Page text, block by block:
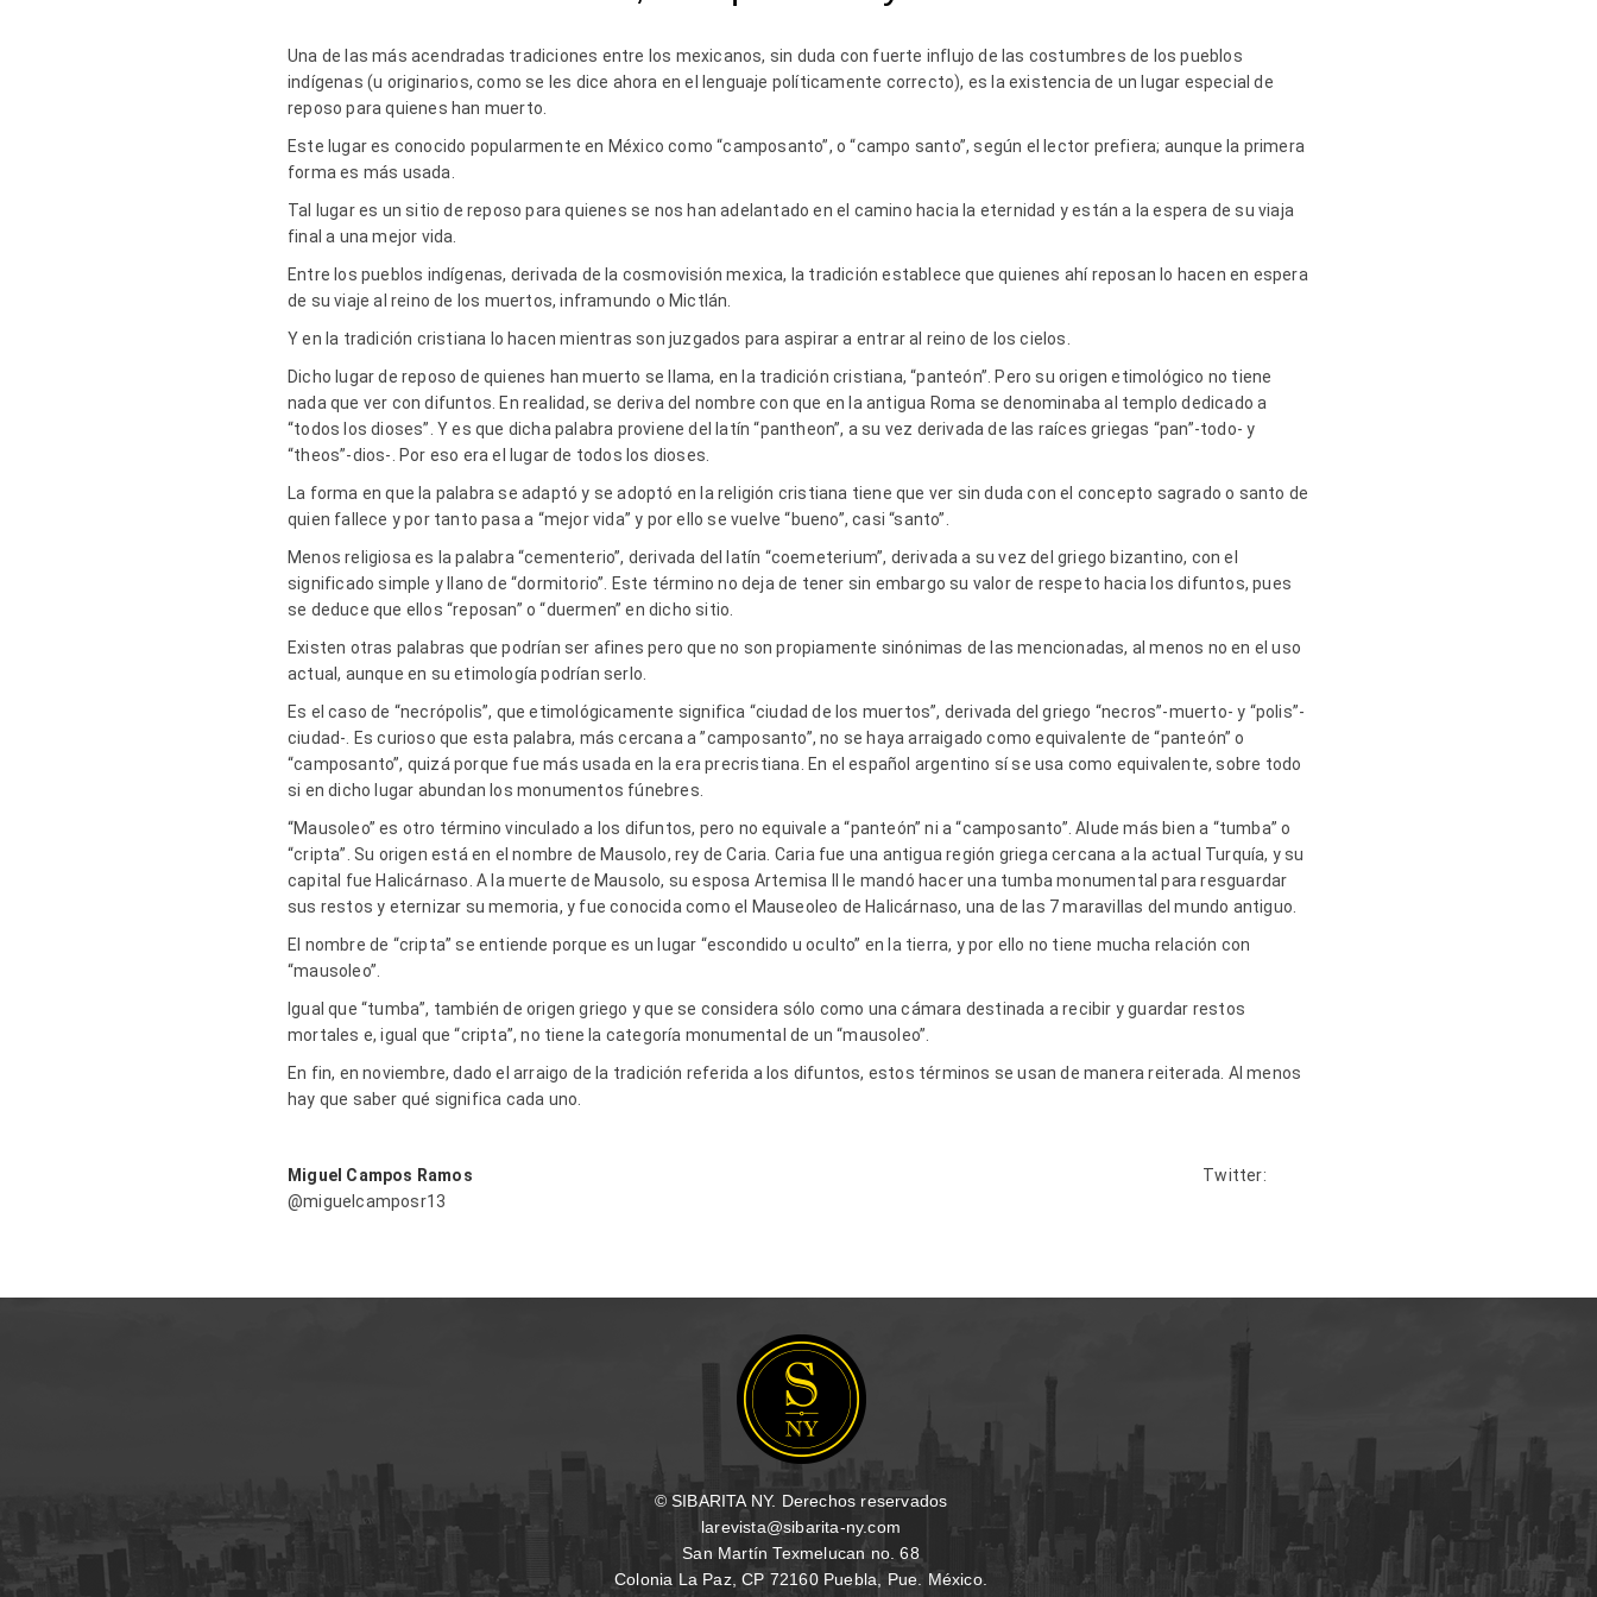
Una de las más acendradas tradiciones entre los mexicanos, sin duda con fuerte influjo de las costumbres de los pueblos
indígenas (u originarios, como se les dice ahora en el lenguaje políticamente correcto), es la existencia de un lugar especial de
reposo para quienes han muerto.
Este lugar es conocido popularmente en México como “camposanto”, o “campo santo”, según el lector prefiera; aunque la primera
forma es más usada.
Tal lugar es un sitio de reposo para quienes se nos han adelantado en el camino hacia la eternidad y están a la espera de su viaja
final a una mejor vida.
Entre los pueblos indígenas, derivada de la cosmovisión mexica, la tradición establece que quienes ahí reposan lo hacen en espera
de su viaje al reino de los muertos, inframundo o Mictlán.
Y en la tradición cristiana lo hacen mientras son juzgados para aspirar a entrar al reino de los cielos.
Dicho lugar de reposo de quienes han muerto se llama, en la tradición cristiana, “panteón”. Pero su origen etimológico no tiene
nada que ver con difuntos. En realidad, se deriva del nombre con que en la antigua Roma se denominaba al templo dedicado a
“todos los dioses”. Y es que dicha palabra proviene del latín “pantheon”, a su vez derivada de las raíces griegas “pan”-todo- y
“theos”-dios-. Por eso era el lugar de todos los dioses.
La forma en que la palabra se adaptó y se adoptó en la religión cristiana tiene que ver sin duda con el concepto sagrado o santo de
quien fallece y por tanto pasa a “mejor vida” y por ello se vuelve “bueno”, casi “santo”.
Menos religiosa es la palabra “cementerio”, derivada del latín “coemeterium”, derivada a su vez del griego bizantino, con el
significado simple y llano de “dormitorio”. Este término no deja de tener sin embargo su valor de respeto hacia los difuntos, pues
se deduce que ellos “reposan” o “duermen” en dicho sitio.
Existen otras palabras que podrían ser afines pero que no son propiamente sinónimas de las mencionadas, al menos no en el uso
actual, aunque en su etimología podrían serlo.
Es el caso de “necrópolis”, que etimológicamente significa “ciudad de los muertos”, derivada del griego “necros”-muerto- y “polis”-
ciudad-. Es curioso que esta palabra, más cercana a ”camposanto”, no se haya arraigado como equivalente de “panteón” o
“camposanto”, quizá porque fue más usada en la era precristiana. En el español argentino sí se usa como equivalente, sobre todo
si en dicho lugar abundan los monumentos fúnebres.
“Mausoleo” es otro término vinculado a los difuntos, pero no equivale a “panteón” ni a “camposanto”. Alude más bien a “tumba” o
“cripta”. Su origen está en el nombre de Mausolo, rey de Caria. Caria fue una antigua región griega cercana a la actual Turquía, y su
capital fue Halicárnaso. A la muerte de Mausolo, su esposa Artemisa II le mandó hacer una tumba monumental para resguardar
sus restos y eternizar su memoria, y fue conocida como el Mauseoleo de Halicárnaso, una de las 7 maravillas del mundo antiguo.
El nombre de “cripta” se entiende porque es un lugar “escondido u oculto” en la tierra, y por ello no tiene mucha relación con
“mausoleo”.
Igual que “tumba”, también de origen griego y que se considera sólo como una cámara destinada a recibir y guardar restos
mortales e, igual que “cripta”, no tiene la categoría monumental de un “mausoleo”.
En fin, en noviembre, dado el arraigo de la tradición referida a los difuntos, estos términos se usan de manera reiterada. Al menos
hay que saber qué significa cada uno.
Miguel Campos Ramos Twitter:
@miguelcamposr13
© SIBARITA NY. Derechos reservados
larevista@sibarita-ny.com
San Martín Texmelucan no. 68
Colonia La Paz, CP 72160 Puebla, Pue. México.